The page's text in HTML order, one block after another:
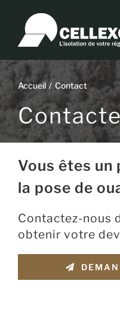
contenu
Accueil Contact
Vous êtes
la pose de
Contactez-nous
obtenir votre